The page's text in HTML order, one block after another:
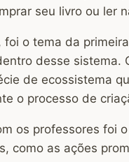
seu livro ou ler
foi o tema da
desse sistema.
de ecossistema
o processo de
os professores foi
como as ações